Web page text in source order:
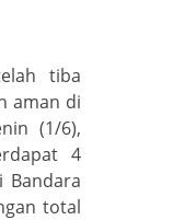
tiba
aman di
(1/6),
4
Bandara
total